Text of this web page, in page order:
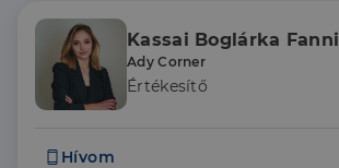
Kassai Boglárka Fanni
Ady Corner
Értékesítő
Hívom